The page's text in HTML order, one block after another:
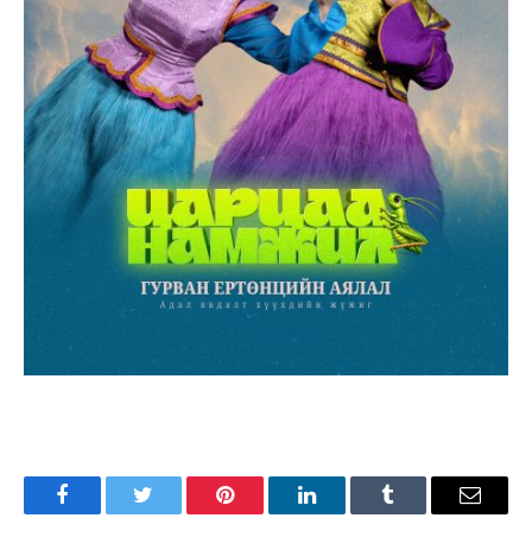
FacebookTwitter Pinterest LinkedInTumblr Имэйл